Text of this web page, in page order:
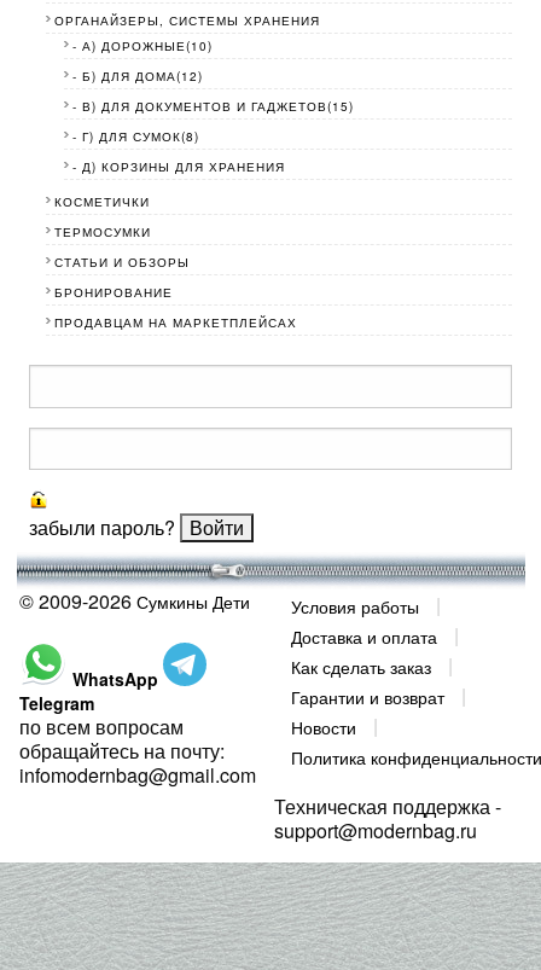
ОРГАНАЙЗЕРЫ, СИСТЕМЫ ХРАНЕНИЯ
- А) ДОРОЖНЫЕ(10)
- Б) ДЛЯ ДОМА(12)
- В) ДЛЯ ДОКУМЕНТОВ И ГАДЖЕТОВ(15)
- Г) ДЛЯ СУМОК(8)
- Д) КОРЗИНЫ ДЛЯ ХРАНЕНИЯ
КОСМЕТИЧКИ
ТЕРМОСУМКИ
СТАТЬИ И ОБЗОРЫ
БРОНИРОВАНИЕ
ПРОДАВЦАМ НА МАРКЕТПЛЕЙСАХ
забыли пароль?
© 2009-2026 Сумкины Дети
WhatsApp
Telegram
по всем вопросам
обращайтесь на почту:
infomodernbag@gmail.com
Условия работы
Доставка и оплата
Как сделать заказ
Гарантии и возврат
Новости
Политика конфиденциальности
Техническая поддержка -
support@modernbag.ru